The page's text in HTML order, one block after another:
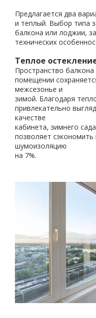
Предлагается два
и теплый. Выбор типа
балкона или лоджии,
технических
Теплое
Пространство
помещении
межсезонье и
зимой. Благодаря
привлекательно
качестве
кабинета, зимнего
позволяет
шумоизоляцию